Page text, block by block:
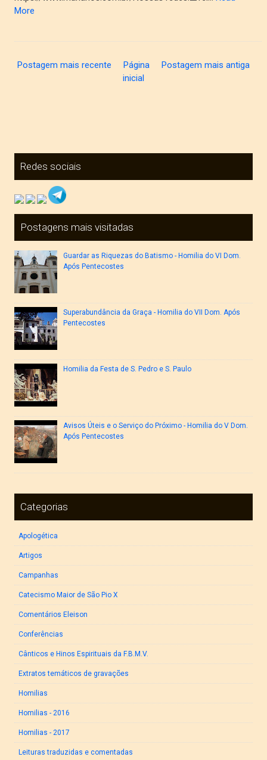
More
Postagem mais recente Postagem mais antiga
Página
inicial
Redes sociais
Postagens mais visitadas
Guardar as Riquezas do Batismo - Homilia do VI Dom.
Após Pentecostes
Superabundância da Graça - Homilia do VII Dom. Após
Pentecostes
Homilia da Festa de S. Pedro e S. Paulo
Avisos Úteis e o Serviço do Próximo - Homilia do V Dom.
Após Pentecostes
Categorias
Apologética
Artigos
Campanhas
Catecismo Maior de São Pio X
Comentários Eleison
Conferências
Cânticos e Hinos Espirituais da F.B.M.V.
Extratos temáticos de gravações
Homilias
Homilias - 2016
Homilias - 2017
Leituras traduzidas e comentadas